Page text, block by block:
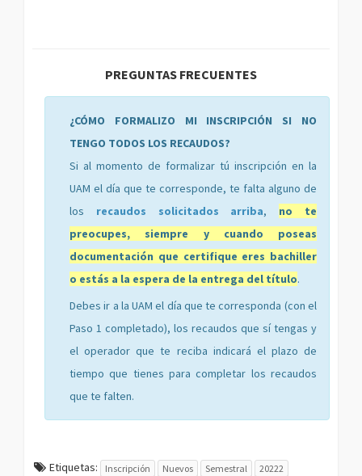
PREGUNTAS FRECUENTES
¿CÓMO FORMALIZO MI INSCRIPCIÓN SI NO
TENGO TODOS LOS RECAUDOS?
Si al momento de formalizar tú inscripción en la
UAM el día que te corresponde, te falta alguno de
los recaudos solicitados arriba, no te
preocupes, siempre y cuando poseas
documentación que certifique eres bachiller
o estás a la espera de la entrega del título.
Debes ir a la UAM el día que te corresponda (con el
Paso 1 completado), los recaudos que sí tengas y
el operador que te reciba indicará el plazo de
tiempo que tienes para completar los recaudos
que te falten.
Etiquetas: Inscripción Nuevos Semestral 20222